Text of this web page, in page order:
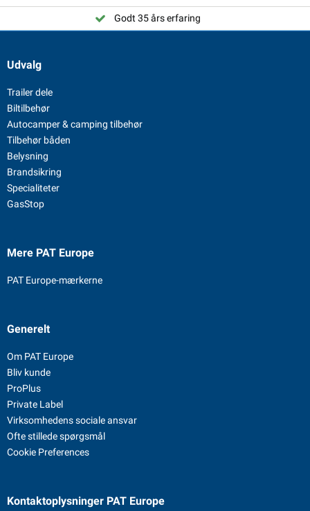
Godt 35 års erfaring
Udvalg
Trailer dele
Biltilbehør
Autocamper & camping tilbehør
Tilbehør båden
Belysning
Brandsikring
Specialiteter
GasStop
Mere PAT Europe
PAT Europe-mærkerne
Generelt
Om PAT Europe
Bliv kunde
ProPlus
Private Label
Virksomhedens sociale ansvar
Ofte stillede spørgsmål
Cookie Preferences
Kontaktoplysninger PAT Europe